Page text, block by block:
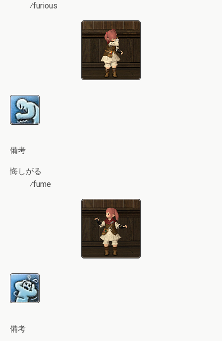
⁄furious
備考
悔しがる
⁄fume
備考